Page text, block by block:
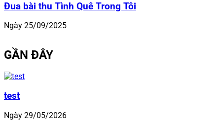
Đua bài thu Tình Quê Trong Tôi
Ngày 25/09/2025
GẦN ĐÂY
test
Ngày 29/05/2026